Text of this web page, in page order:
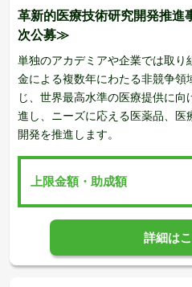
革新的医療技術研究開発推
次公募≫
単独のアカデミアや企業では取り
金による複数年にわたる非競争領
じ、世界最高水準の医療提供に
進し、ニーズに応える医薬品、医
開発を推進します。
上限金額・助成額
詳細は